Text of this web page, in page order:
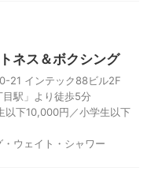
ネス＆ボクシング
21 インテック88ビル2F
駅」より徒歩5分
以下10,000円／小学生以下
ウェイト・シャワー